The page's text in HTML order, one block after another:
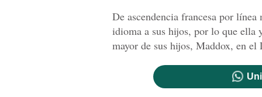
De ascendencia francesa por
idioma a sus hijos, por lo que
mayor de sus hijos, Maddox, en el